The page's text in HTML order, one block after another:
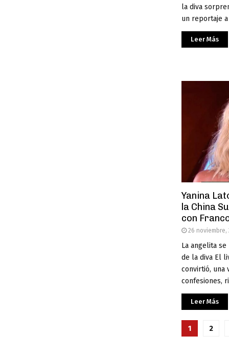
la diva
un reportaje a
Leer Más
Yanina
la China
con
26 noviembre,
La angelita
de la diva El
convirtió, una
confesiones,
Leer Más
1 2